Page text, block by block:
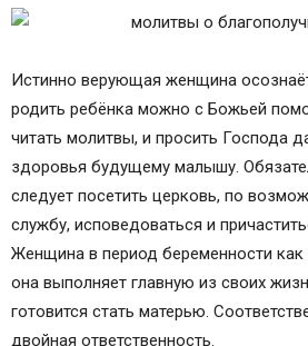
Истинно верующая женщина
родить ребёнка можно с Божьей
читать молитвы, и просить Господа
здоровья будущему малышу.
следует посетить церковь, по
службу, исповедоваться и
Женщина в период беременности как
она выполняет главную из своих
готовится стать матерью.
двойная ответственность.